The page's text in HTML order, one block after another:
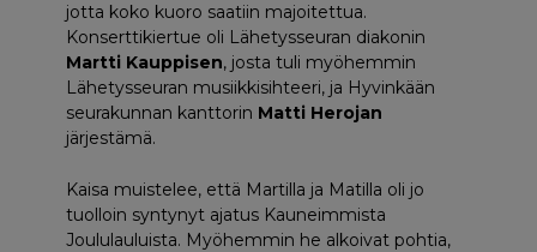
jotta koko kuoro saatiin majoitettua.
Konserttikiertue oli Lähetysseuran diakonin
Martti Kauppisen, josta tuli myöhemmin
Lähetysseuran musiikkisihteeri, ja Hyvinkään
seurakunnan kanttorin Matti Herojan
järjestämä.
Kaisa muistelee, että Martilla ja Matilla oli jo
tuolloin syntynyt ajatus Kauneimmista
Joululauluista. Myöhemmin he alkoivat pohtia,